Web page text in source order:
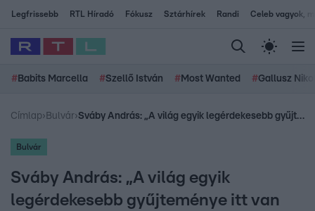
Legfrissebb RTL Híradó Fókusz Sztárhírek Randi Celeb vagyok,
# Babits Marcella #Szellő István # Most Wanted #Gallusz
Címlap› Bulvár› Sváby András: „A világ egyik legérdekesebb gyűjteménye itt van Magyarországon”
Bulvár
Sváby András: „A világ egyik
legérdekesebb gyűjteménye itt van